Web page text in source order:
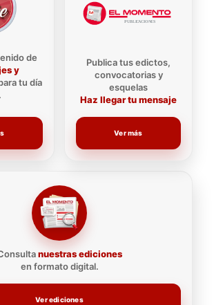
de
y
tu día
nuestras ediciones
en formato digital.
Ver ediciones
Publica tus edictos,
convocatorias y
esquelas
Haz llegar tu mensaje
Ver más